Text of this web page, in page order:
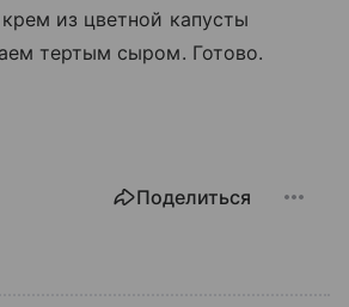
из цветной капусты
тертым сыром. Готово.
Поделиться